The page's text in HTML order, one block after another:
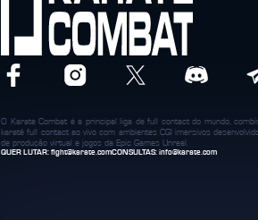
O Karate Combat é a principal liga de full contact do mundo,
karatê full contact ao vivo com ambientes CGI imersivos
de produção virtual e jogos da Epic Games Unreal.
QUER LUTAR: fight@karate.comCONSULTAS: info@karate.com